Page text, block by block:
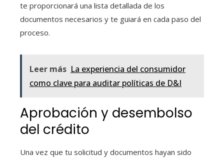
te proporcionará una lista detallada de los
documentos necesarios y te guiará en cada paso del
proceso.
Leer más La experiencia del consumidor
como clave para auditar políticas de D&I
Aprobación y desembolso
del crédito
Una vez que tu solicitud y documentos hayan sido